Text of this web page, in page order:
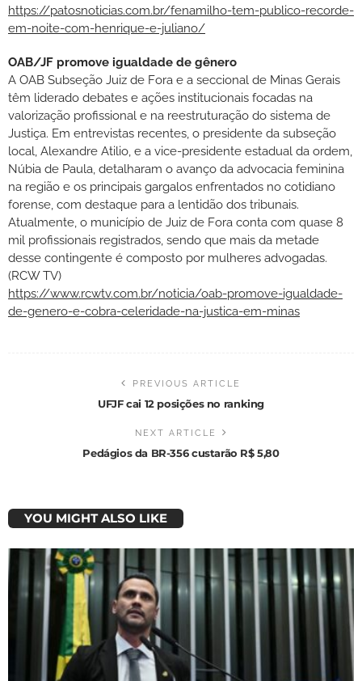
https://patosnoticias.com.br/fenamilho-tem-publico-recorde-
em-noite-com-henrique-e-juliano/
OAB/JF promove igualdade de gênero
A OAB Subseção Juiz de Fora e a seccional de Minas Gerais
têm liderado debates e ações institucionais focadas na
valorização profissional e na reestruturação do sistema de
Justiça. Em entrevistas recentes, o presidente da subseção
local, Alexandre Atilio, e a vice-presidente estadual da ordem,
Núbia de Paula, detalharam o avanço da advocacia feminina
na região e os principais gargalos enfrentados no cotidiano
forense, com destaque para a lentidão dos tribunais.
Atualmente, o município de Juiz de Fora conta com quase 8
mil profissionais registrados, sendo que mais da metade
desse contingente é composto por mulheres advogadas.
(RCW TV)
https://www.rcwtv.com.br/noticia/oab-promove-igualdade-
de-genero-e-cobra-celeridade-na-justica-em-minas
PREVIOUS ARTICLE
UFJF cai 12 posições no ranking
NEXT ARTICLE
Pedágios da BR-356 custarão R$ 5,80
YOU MIGHT ALSO LIKE